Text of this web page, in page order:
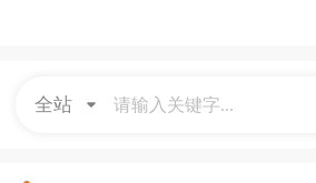
全站 请输入关键字...